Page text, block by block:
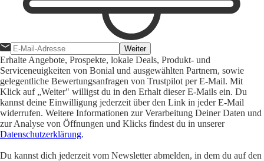
Weiter
Erhalte Angebote, Prospekte, lokale Deals, Produkt- und
Serviceneuigkeiten von Bonial und ausgewählten Partnern, sowie
gelegentliche Bewertungsanfragen von Trustpilot per E-Mail. Mit
Klick auf „Weiter" willigst du in den Erhalt dieser E-Mails ein. Du
kannst deine Einwilligung jederzeit über den Link in jeder E-Mail
widerrufen. Weitere Informationen zur Verarbeitung Deiner Daten und
zur Analyse von Öffnungen und Klicks findest du in unserer
Datenschutzerklärung.
Du kannst dich jederzeit vom Newsletter abmelden, in dem du auf den